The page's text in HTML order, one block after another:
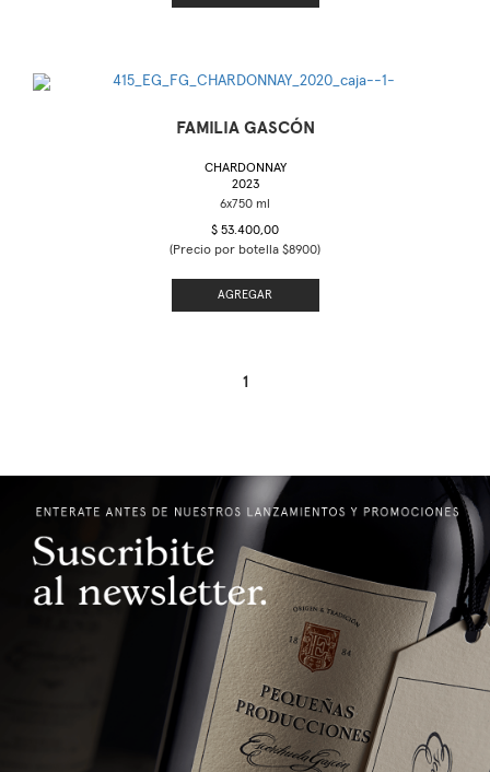
FAMILIA GASCÓN
CHARDONNAY
2023
$ 53.400,00
(Precio por botella $8900)
AGREGAR
1